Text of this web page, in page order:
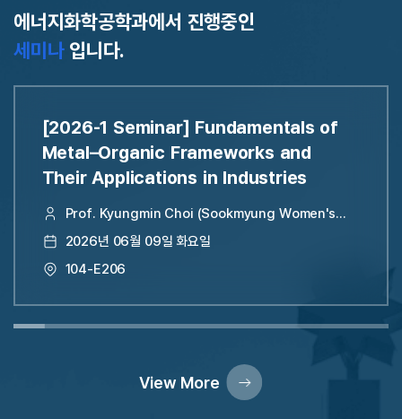
에너지화학공학과에서 진행중인
세미나입니다.
[2026-1 Seminar] Fundamentals of
Metal–Organic Frameworks and
Their Applications in Industries
Prof. Kyungmin Choi (Sookmyung Women's
University)
2026년 06월 09일 화요일
104-E206
View More